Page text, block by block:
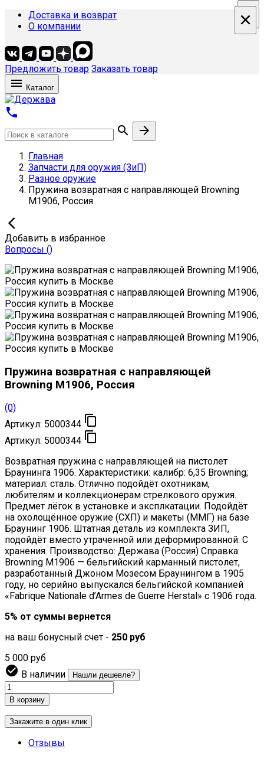
Доставка и возврат
О компании
Предложить товар Заказать товар
 Каталог



Главная
Запчасти для оружия (ЗиП)
Разное оружие
Пружина возвратная с направляющей Browning
M1906, Россия

Добавить в избранное
Вопросы ()
Пружина возвратная с направляющей
Browning M1906, Россия
(0)
Артикул: 5000344 
Артикул: 5000344 
Возвратная пружина с направляющей на пистолет
Браунинга 1906. Характеристики: калибр: 6,35 Browning;
материал: сталь. Отлично подойдёт охотникам,
любителям и коллекционерам стрелкового оружия.
Предмет лёгок в установке и эксплкатации. Подойдёт
на охолощённое оружие (СХП) и макеты (ММГ) на базе
Браунинг 1906. Штатная деталь из комплекта ЗИП,
подойдёт вместо утраченной или деформированной. С
хранения. Производство: Держава (Россия) Справка:
Browning M1906 — бельгийский карманный пистолет,
разработанный Джоном Мозесом Браунингом в 1905
году, но серийно выпускался бельгийской компанией
«Fabrique Nationale d’Armes de Guerre Herstal» с 1906 года.
5% от суммы вернется
на ваш бонусный счет - 250 руб
5 000 руб
 В наличии Нашли дешевле?
В корзину
Закажите в один клик
Отзывы
×
×
×
×